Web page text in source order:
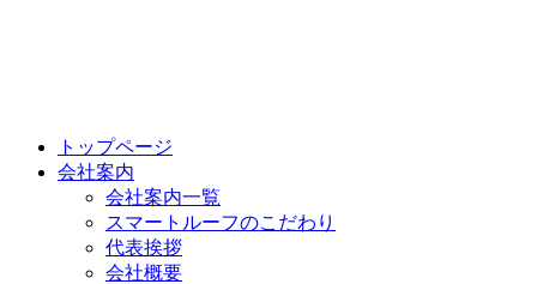
トップページ
会社案内
会社案内一覧
スマートルーフのこだわり
代表挨拶
会社概要